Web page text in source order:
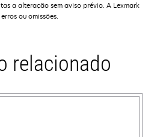
a alteração sem aviso prévio. A Lexmark
ou omissões.
relacionado